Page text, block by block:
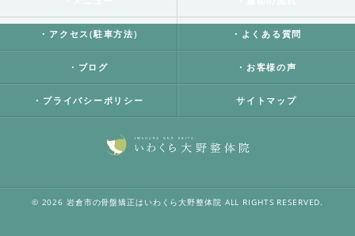
・アクセス(駐車方法) ・よくある質問
・ブログ ・お客様の声
・プライバシーポリシー サイトマップ
© 2026 岩倉市の骨盤矯正はいわくら大野整体院 ALL RIGHTS RESERVED.